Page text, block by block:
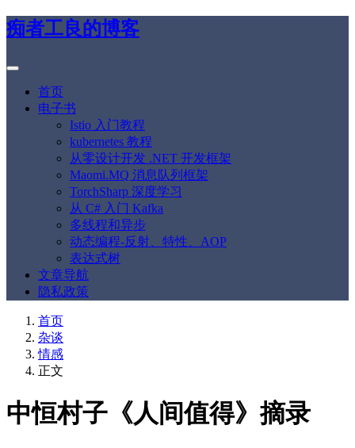
痴者工良的博客
首页
电子书
Istio 入门教程
kubernetes 教程
从零设计开发 .NET 开发框架
Maomi.MQ 消息队列框架
TorchSharp 深度学习
从 C# 入门 Kafka
多线程和异步
动态编程-反射、特性、AOP
表达式树
文章导航
隐私政策
首页
杂谈
情感
正文
中恒村子《人间值得》摘录